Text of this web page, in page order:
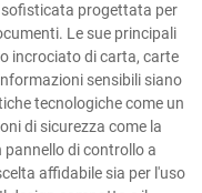
progettata per
Le sue principali
incrociato di carta, carte
sensibili siano
tecnologiche come un
di sicurezza come la
di controllo a
affidabile sia per l'uso